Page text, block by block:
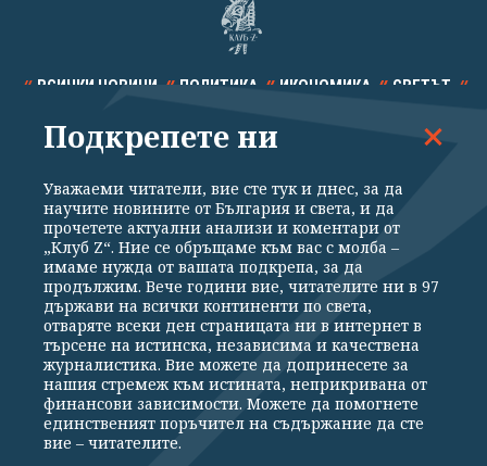
ВСИЧКИ НОВИНИ ПОЛИТИКА ИКОНОМИКА СВЕТЪТ
СПОРТ КУЛТУРА ТЕХНОЛОГИИ КАЛЕЙДОСКОП
Общи условия
Политика за поверителност
Реклама
Партньори Контакти
За Клуб Z
Екип
Подкрепете ни
Издател на www.clubz.bg е „Клуб Зебра Медия“ ЕООД, София, ул. "Алеко
Константинов" 3. Всички права запазени 2026 „Клуб Зебра Медия“
Подкрепете ни
Уважаеми читатели, вие сте тук и днес, за да
научите новините от България и света, и да
прочетете актуални анализи и коментари от
„Клуб Z“. Ние се обръщаме към вас с молба –
имаме нужда от вашата подкрепа, за да
продължим. Вече години вие, читателите ни в 97
държави на всички континенти по света,
отваряте всеки ден страницата ни в интернет в
търсене на истинска, независима и качествена
журналистика. Вие можете да допринесете за
нашия стремеж към истината, неприкривана от
финансови зависимости. Можете да помогнете
единственият поръчител на съдържание да сте
вие – читателите.